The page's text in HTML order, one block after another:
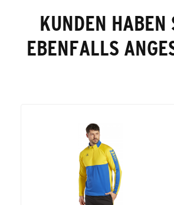
KUNDEN HABEN
EBENFALLS